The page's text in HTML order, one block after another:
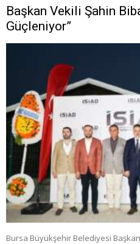
Başkan Vekili Şahin
Güçleniyor”
Bursa Büyükşehir Belediyesi